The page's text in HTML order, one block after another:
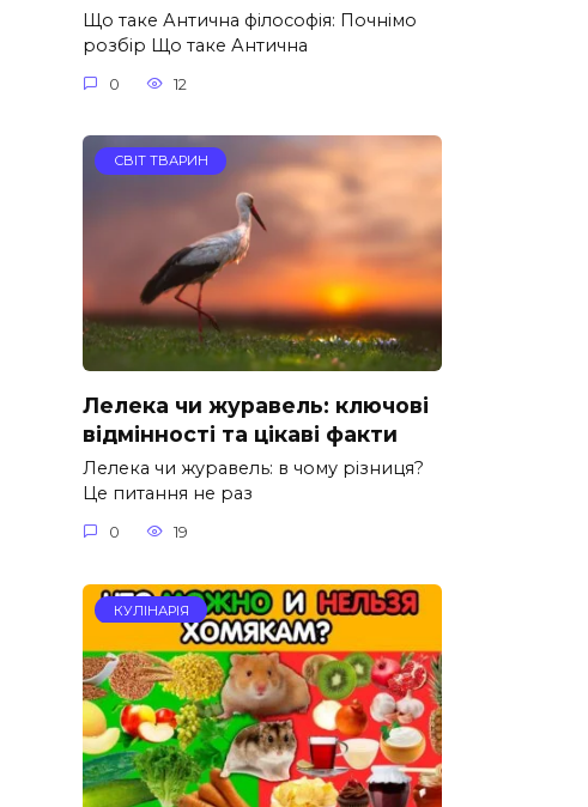
Що таке Антична філософія: Почнімо
розбір Що таке Антична
0 12
СВІТ ТВАРИН
Лелека чи журавель: ключові
відмінності та цікаві факти
Лелека чи журавель: в чому різниця?
Це питання не раз
0 19
КУЛІНАРІЯ